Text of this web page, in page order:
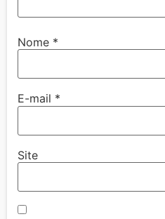
Nome *
E-mail *
Site